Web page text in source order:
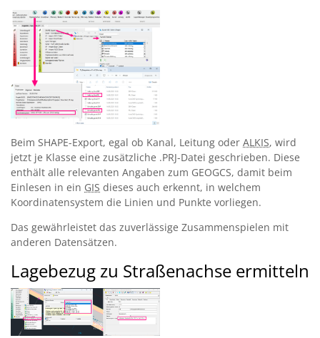
Beim SHAPE-Export, egal ob Kanal, Leitung oder ALKIS, wird
jetzt je Klasse eine zusätzliche .PRJ-Datei geschrieben. Diese
enthält alle relevanten Angaben zum GEOGCS, damit beim
Einlesen in ein GIS dieses auch erkennt, in welchem
Koordinatensystem die Linien und Punkte vorliegen.
Das gewährleistet das zuverlässige Zusammenspielen mit
anderen Datensätzen.
Lagebezug zu Straßenachse ermitteln